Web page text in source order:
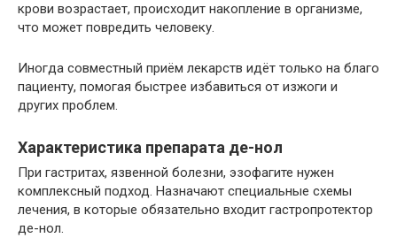
крови возрастает, происходит накопление в организме,
что может повредить человеку.
Иногда совместный приём лекарств идёт только на благо
пациенту, помогая быстрее избавиться от изжоги и
других проблем.
Характеристика препарата де-нол
При гастритах, язвенной болезни, эзофагите нужен
комплексный подход. Назначают специальные схемы
лечения, в которые обязательно входит гастропротектор
де-нол.